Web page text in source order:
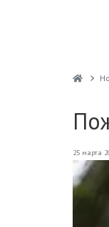
25 марта